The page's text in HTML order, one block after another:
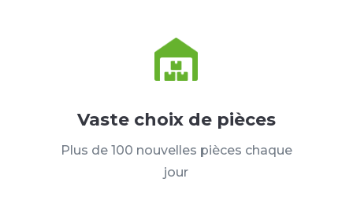
Vaste choix de pièces
Plus de 100 nouvelles pièces chaque
jour